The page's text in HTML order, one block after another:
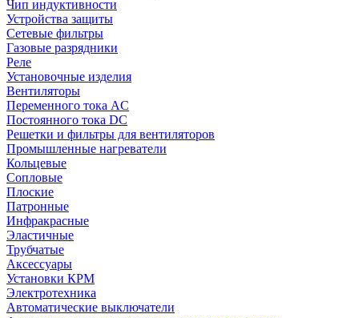
Чип индуктивности
Устройства защиты
Сетевые фильтры
Газовые разрядники
Реле
Установочные изделия
Вентиляторы
Переменного тока AC
Постоянного тока DC
Решетки и фильтры для вентиляторов
Промышленные нагреватели
Кольцевые
Сопловые
Плоские
Патронные
Инфракрасные
Эластичные
Трубчатые
Аксессуары
Установки КРМ
Электротехника
Автоматические выключатели